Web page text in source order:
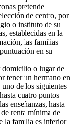
pretende
de centro, por
o instituto de su
establecidas en la
las familias
en su
domicilio o lugar de
tener un hermano en
de los siguientes
cuatro puntos
enseñanzas, hasta
renta mínima de
la familia es inferior